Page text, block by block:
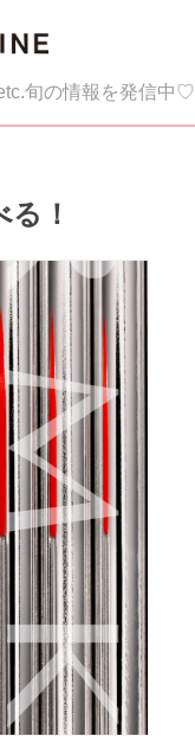
旬の情報を発信中♡
！